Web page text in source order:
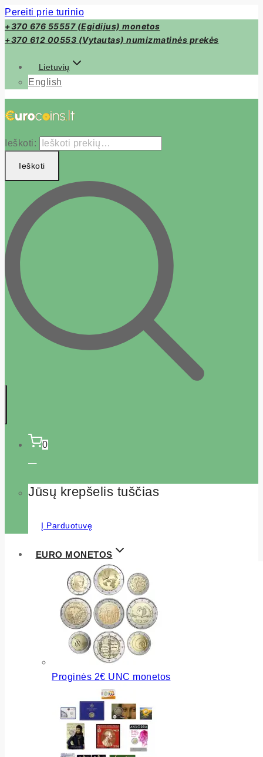
Pereiti prie turinio
+370 676 55557 (Egidijus) monetos
+370 612 00553 (Vytautas) numizmatinės prekės
Lietuvių
English
Ieškoti:
Ieškoti
0
Jūsų krepšelis tuščias
Į Parduotuvę
EURO MONETOS
Proginės 2€ UNC monetos